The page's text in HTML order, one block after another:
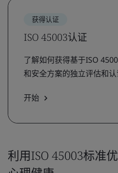
获得认证
ISO 45003认证
了解如何获得基于ISO
和安全方案的独立评估和认
开始
利用ISO 45003标准